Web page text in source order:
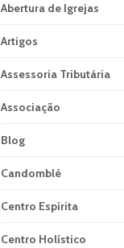
Abertura de Igrejas
Artigos
Assessoria Tributária
Associação
Blog
Candomblé
Centro Espírita
Centro Holístico